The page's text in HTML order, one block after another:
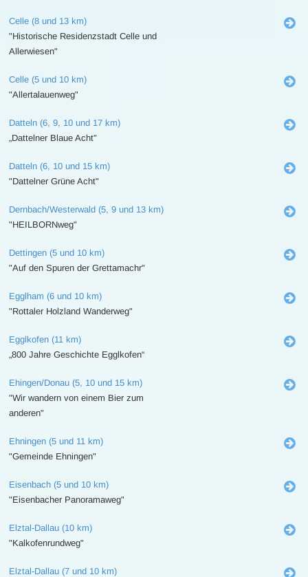
Celle (8 und 13 km)
"Historische Residenzstadt Celle und
Allerwiesen"
Celle (5 und 10 km)
"Allertalauenweg"
Datteln (6, 9, 10 und 17 km)
„Dattelner Blaue Acht"
Datteln (6, 10 und 15 km)
"Dattelner Grüne Acht"
Dernbach/Westerwald (5, 9 und 13 km)
"HEILBORNweg"
Dettingen (5 und 10 km)
"Auf den Spuren der Grettamachr"
Egglham (6 und 10 km)
"Rottaler Holzland Wanderweg"
Egglkofen (11 km)
„800 Jahre Geschichte Egglkofen“
Ehingen/Donau (5, 10 und 15 km)
"Wir wandern von einem Bier zum
anderen"
Ehningen (5 und 11 km)
"Gemeinde Ehningen"
Eisenbach (5 und 10 km)
"Eisenbacher Panoramaweg"
Elztal-Dallau (10 km)
"Kalkofenrundweg"
Elztal-Dallau (7 und 10 km)